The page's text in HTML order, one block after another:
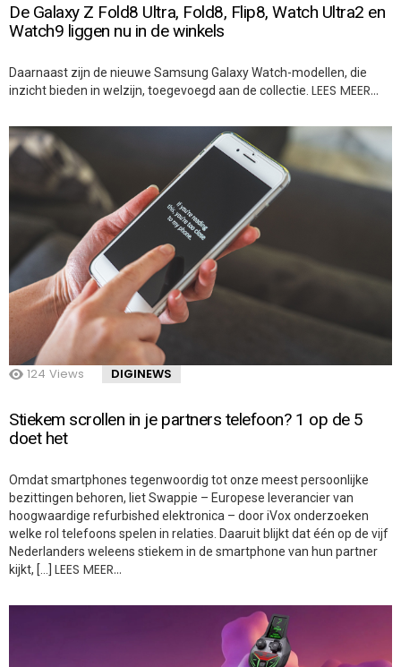
De Galaxy Z Fold8 Ultra, Fold8, Flip8, Watch Ultra2 en
Watch9 liggen nu in de winkels
Daarnaast zijn de nieuwe Samsung Galaxy Watch-modellen, die
inzicht bieden in welzijn, toegevoegd aan de collectie. LEES MEER…
124 Views DIGINEWS
Stiekem scrollen in je partners telefoon? 1 op de 5
doet het
Omdat smartphones tegenwoordig tot onze meest persoonlijke
bezittingen behoren, liet Swappie – Europese leverancier van
hoogwaardige refurbished elektronica – door iVox onderzoeken
welke rol telefoons spelen in relaties. Daaruit blijkt dat één op de vijf
Nederlanders weleens stiekem in de smartphone van hun partner
kijkt, […] LEES MEER…